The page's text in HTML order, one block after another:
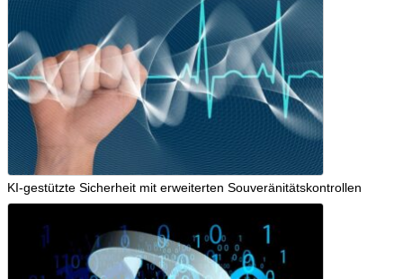
KI-gestützte Sicherheit mit erweiterten Souveränitätskontrollen